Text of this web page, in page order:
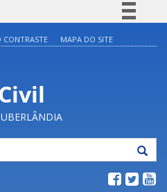
Legislação
Canais
CONTRASTE MAPA DO SITE